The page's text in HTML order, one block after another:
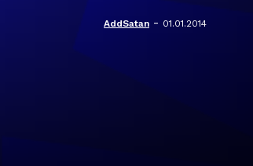
AddSatan - 01.01.2014